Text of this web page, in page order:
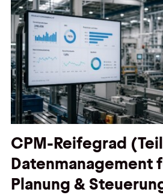
CPM-Reifegrad
Datenmanagement
Planung &